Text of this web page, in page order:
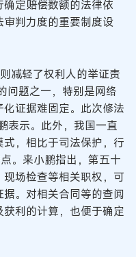
定赔偿数额的法律依
判力度的重要制度设
减轻了权利人的举证责
问题之一，特别是网络
证据难固定。此次修法
表示。此外，我国一直
，相比于司法保护，行
。来小鹏指出，第五十
场检查等相关职权，可
。对相关合同等的查阅
利的计算，也便于确定